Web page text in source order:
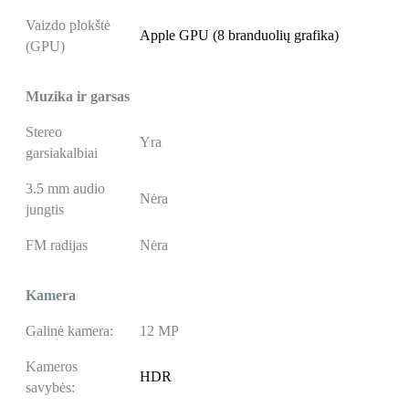
Vaizdo plokštė
(GPU)
Apple GPU (8 branduolių grafika)
Muzika ir garsas
Stereo
garsiakalbiai
Yra
3.5 mm audio
jungtis
Nėra
FM radijas Nėra
Kamera
Galinė kamera: 12 MP
Kameros
savybės:
HDR